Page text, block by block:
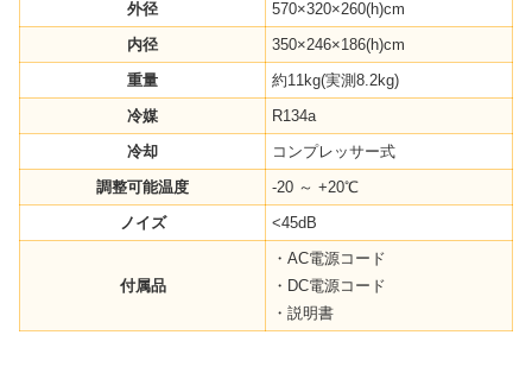
外径
570×320×260(h)cm
内径
350×246×186(h)cm
重量
約11kg(実測8.2kg)
冷媒
R134a
冷却
コンプレッサー式
調整可能温度
-20 ～ +20℃
ノイズ
<45dB
付属品
・AC電源コード
・DC電源コード
・説明書